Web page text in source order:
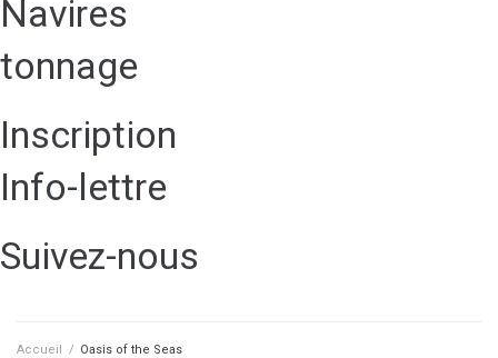
Navires
tonnage
Inscription
Info-lettre
Suivez-nous
Accueil / Oasis of the Seas